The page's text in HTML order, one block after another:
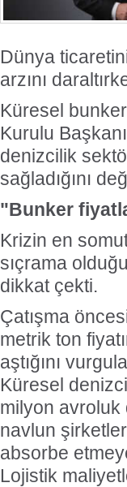
Dünya
arzını
Küresel
Kurulu
denizcilik
sağladığını
"Bunker
Krizin en
sıçrama
dikkat çekti.
Çatışma
metrik ton
aştığını
Küresel
milyon
navlun
absorbe
Lojistik